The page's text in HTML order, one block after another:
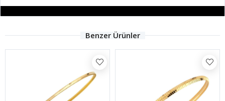
Benzer Ürünler